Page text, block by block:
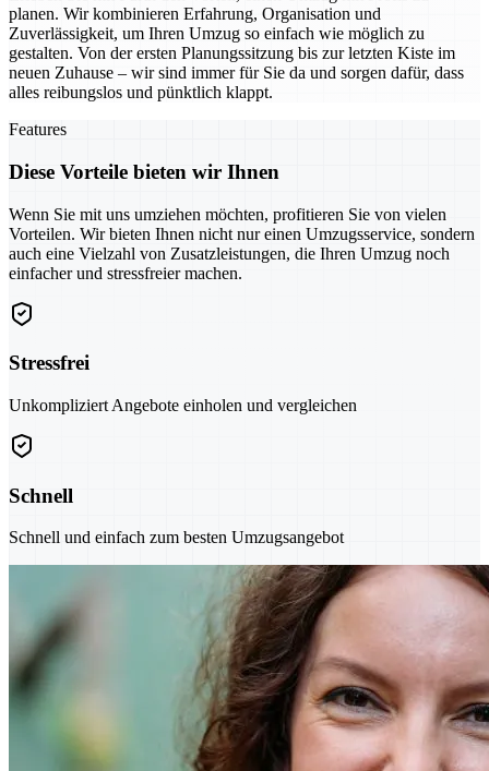
planen. Wir kombinieren Erfahrung, Organisation und
Zuverlässigkeit, um Ihren Umzug so einfach wie möglich zu
gestalten. Von der ersten Planungssitzung bis zur letzten Kiste im
neuen Zuhause – wir sind immer für Sie da und sorgen dafür, dass
alles reibungslos und pünktlich klappt.
Features
Diese Vorteile bieten wir Ihnen
Wenn Sie mit uns umziehen möchten, profitieren Sie von vielen
Vorteilen. Wir bieten Ihnen nicht nur einen Umzugsservice, sondern
auch eine Vielzahl von Zusatzleistungen, die Ihren Umzug noch
einfacher und stressfreier machen.
Stressfrei
Unkompliziert Angebote einholen und vergleichen
Schnell
Schnell und einfach zum besten Umzugsangebot